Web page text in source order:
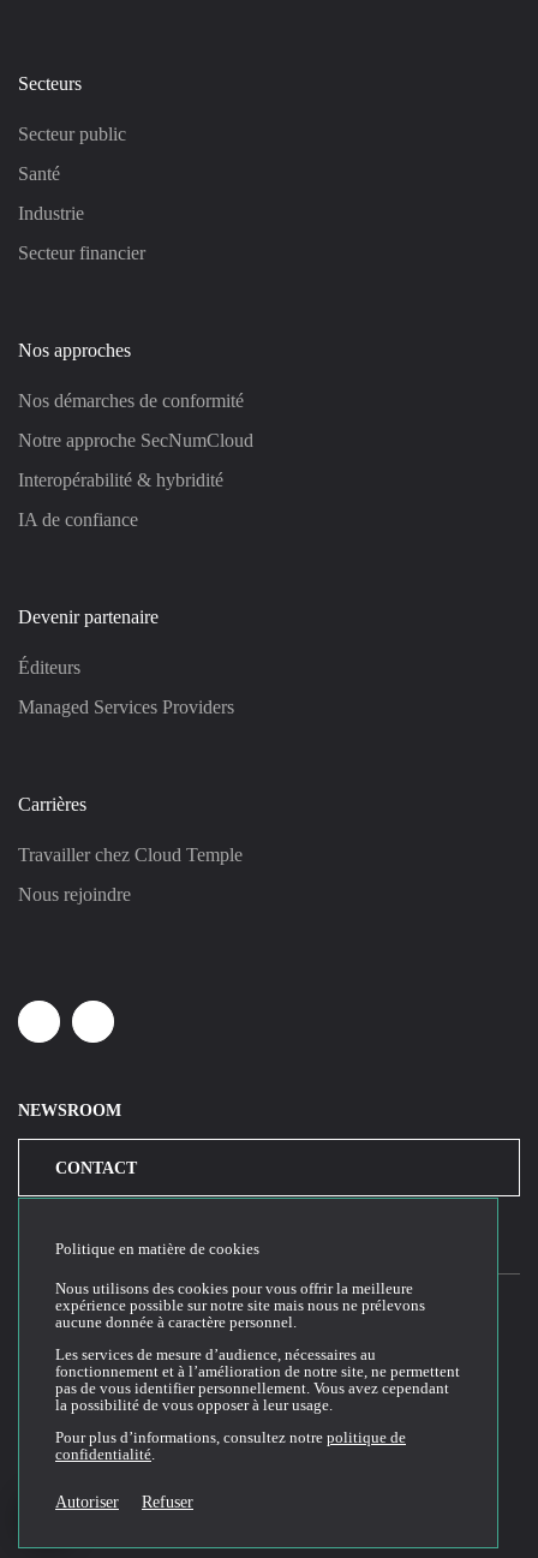
Secteurs
Secteur public
Santé
Industrie
Secteur financier
Nos approches
Nos démarches de conformité
Notre approche SecNumCloud
Interopérabilité & hybridité
IA de confiance
Devenir partenaire
Éditeurs
Managed Services Providers
Carrières
Travailler chez Cloud Temple
Nous rejoindre
LinkedinYoutube
NEWSROOM
CONTACT
Conditions générales d'utilisation du site web
Politique de confidentialité
Politique de cookies
Conditions Générales de Vente et Utilisation (CGVU)
Politique en matière de cookies
Nous utilisons des cookies pour vous offrir la meilleure
expérience possible sur notre site mais nous ne prélevons
aucune donnée à caractère personnel.
Les services de mesure d’audience, nécessaires au
fonctionnement et à l’amélioration de notre site, ne permettent
pas de vous identifier personnellement. Vous avez cependant
la possibilité de vous opposer à leur usage.
Pour plus d’informations, consultez notre politique de
confidentialité.
Autoriser Refuser